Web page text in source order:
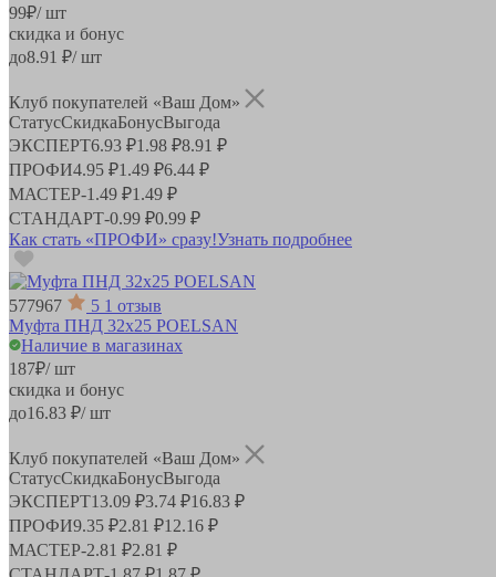
99₽/ шт
скидка и бонус
до8.91 ₽/ шт
Клуб покупателей «Ваш Дом»
СтатусСкидкаБонусВыгода
ЭКСПЕРТ6.93 ₽1.98 ₽8.91 ₽
ПРОФИ4.95 ₽1.49 ₽6.44 ₽
МАСТЕР-1.49 ₽1.49 ₽
СТАНДАРТ-0.99 ₽0.99 ₽
Как стать «ПРОФИ» сразу!Узнать подробнее
577967 5 1 отзыв
Муфта ПНД 32х25 POELSAN
Наличие в магазинах
187₽/ шт
скидка и бонус
до16.83 ₽/ шт
Клуб покупателей «Ваш Дом»
СтатусСкидкаБонусВыгода
ЭКСПЕРТ13.09 ₽3.74 ₽16.83 ₽
ПРОФИ9.35 ₽2.81 ₽12.16 ₽
МАСТЕР-2.81 ₽2.81 ₽